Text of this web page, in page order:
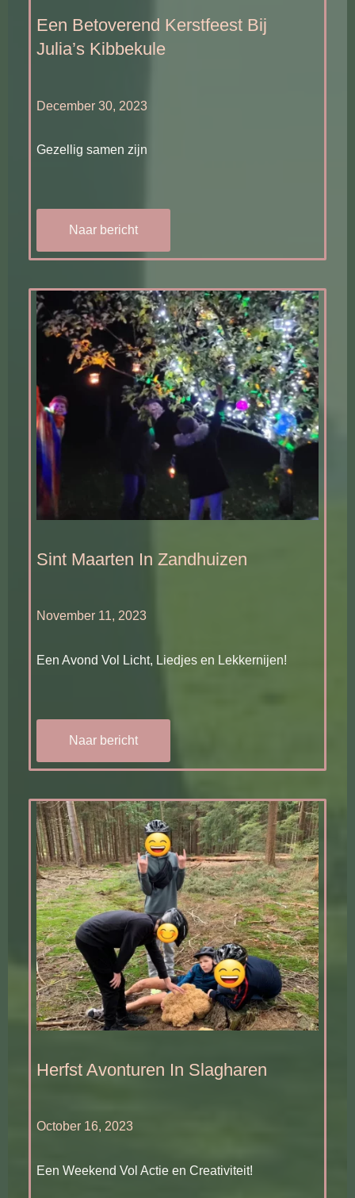
Een Betoverend Kerstfeest Bij
Julia’s Kibbekule
December 30, 2023
Gezellig samen zijn
Naar bericht
Sint Maarten In Zandhuizen
November 11, 2023
Een Avond Vol Licht, Liedjes en Lekkernijen!
Naar bericht
Herfst Avonturen In Slagharen
October 16, 2023
Een Weekend Vol Actie en Creativiteit!